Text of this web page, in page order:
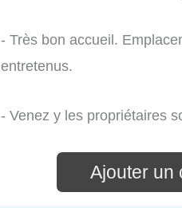
- Très bon accueil.
entretenus.
- Venez y les propriétaires
Ajouter un